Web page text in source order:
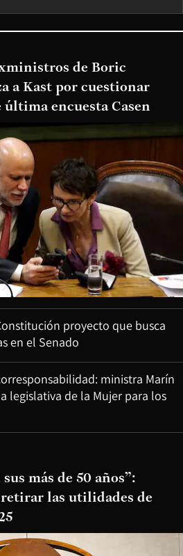
de Boric
a Kast por cuestionar
última encuesta Casen
proyecto que busca
en el Senado
ministra Marín
legislativa de la Mujer para los
más de 50 años”:
las utilidades de